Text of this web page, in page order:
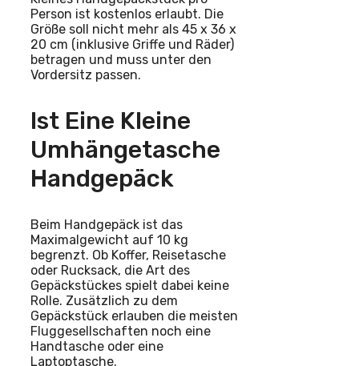
Person ist kostenlos erlaubt. Die
Größe soll nicht mehr als 45 x 36 x
20 cm (inklusive Griffe und Räder)
betragen und muss unter den
Vordersitz passen.
Ist Eine Kleine
Umhängetasche
Handgepäck
Beim Handgepäck ist das
Maximalgewicht auf 10 kg
begrenzt. Ob Koffer, Reisetasche
oder Rucksack, die Art des
Gepäckstückes spielt dabei keine
Rolle. Zusätzlich zu dem
Gepäckstück erlauben die meisten
Fluggesellschaften noch eine
Handtasche oder eine
Laptoptasche.